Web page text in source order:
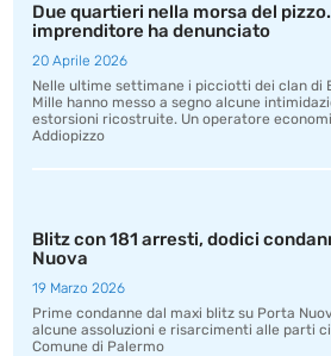
Due quartieri nella morsa del
imprenditore ha denunciato
20 Aprile 2026
Nelle ultime settimane i picciotti dei clan di
Mille hanno messo a segno alcune
estorsioni ricostruite. Un operatore
Addiopizzo
Blitz con 181 arresti, dodici
Nuova
19 Marzo 2026
Prime condanne dal maxi blitz su Porta
alcune assoluzioni e risarcimenti alle parti
Comune di Palermo